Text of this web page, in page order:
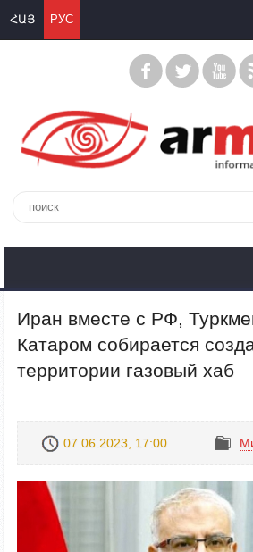
ՀԱՅ РУС
Иран вместе с РФ,
Катаром собирается
территории газовый хаб
07.06.2023, 17:00